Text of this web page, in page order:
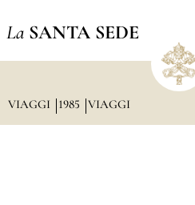
La SANTA SEDE
VIAGGI 1985 VIAGGI